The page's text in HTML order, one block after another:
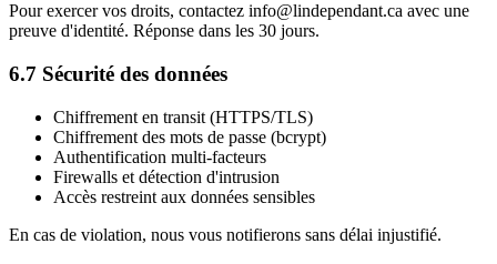
Pour exercer vos droits, contactez info@lindependant.ca avec une
preuve d'identité. Réponse dans les 30 jours.
6.7 Sécurité des données
Chiffrement en transit (HTTPS/TLS)
Chiffrement des mots de passe (bcrypt)
Authentification multi-facteurs
Firewalls et détection d'intrusion
Accès restreint aux données sensibles
En cas de violation, nous vous notifierons sans délai injustifié.